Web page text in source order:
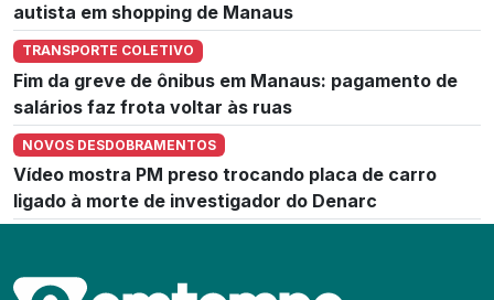
autista em shopping de Manaus
TRANSPORTE COLETIVO
Fim da greve de ônibus em Manaus: pagamento de
salários faz frota voltar às ruas
NOVOS DESDOBRAMENTOS
Vídeo mostra PM preso trocando placa de carro
ligado à morte de investigador do Denarc